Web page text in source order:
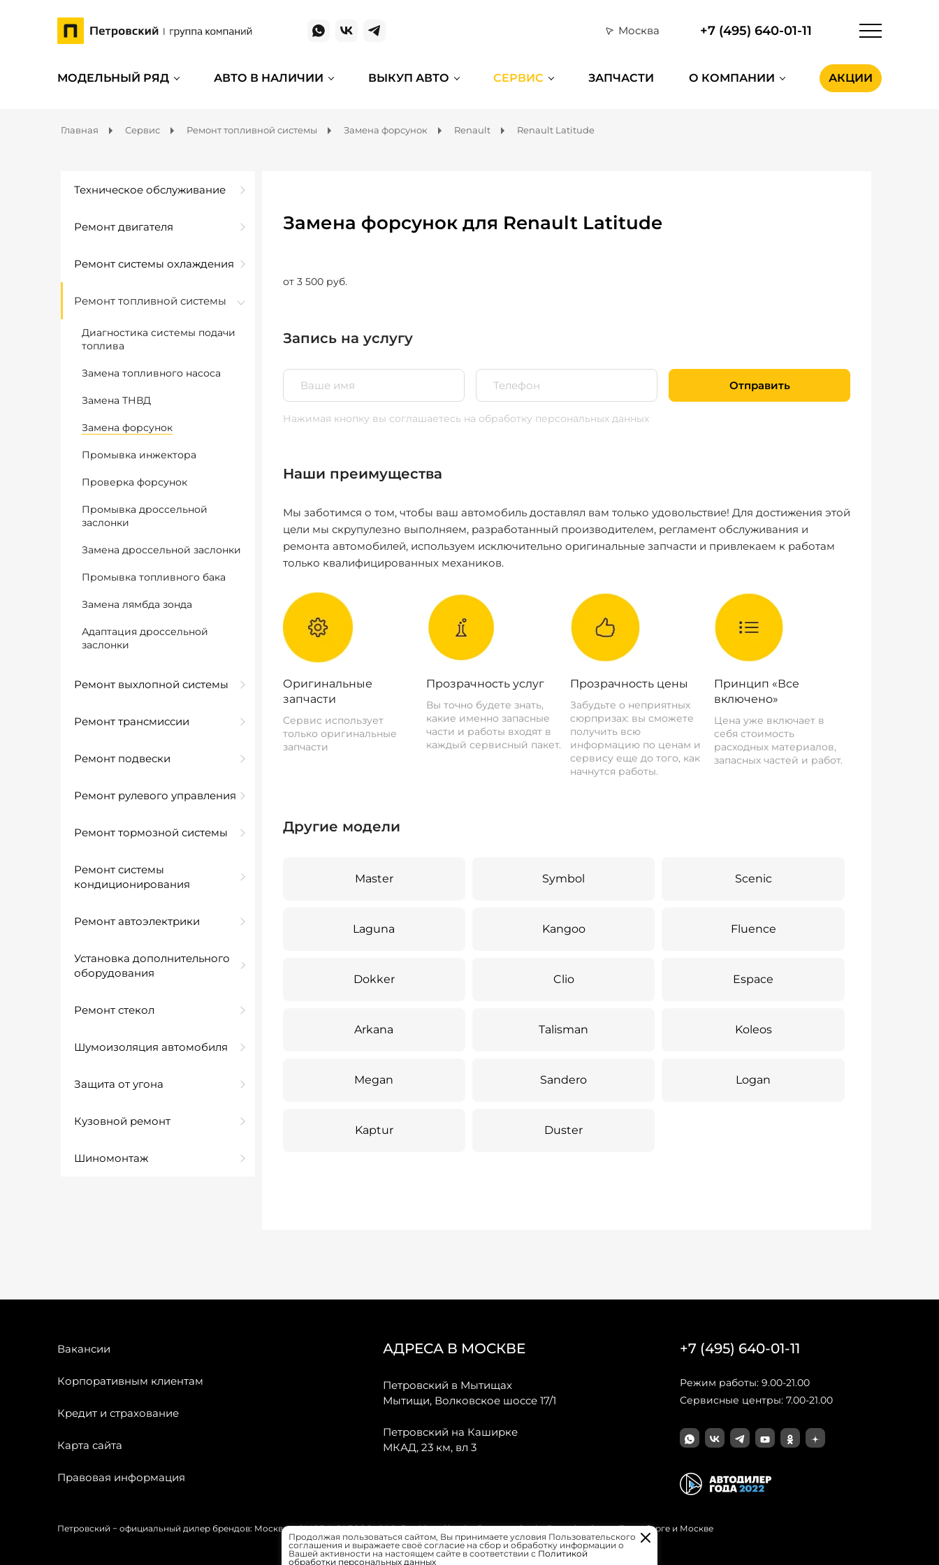
Москва +7 (495) 640-01-11
МОДЕЛЬНЫЙ РЯД АВТО В НАЛИЧИИ ВЫКУП АВТО СЕРВИС ЗАПЧАСТИ О КОМПАНИИ АКЦИИ
Главная Сервис Ремонт топливной системы Замена форсунок Renault Renault Latitude
Техническое обслуживание
Ремонт двигателя
Ремонт системы охлаждения
Ремонт топливной системы
Диагностика системы подачи
топлива
Замена топливного насоса
Замена ТНВД
Замена форсунок
Промывка инжектора
Проверка форсунок
Промывка дроссельной
заслонки
Замена дроссельной заслонки
Промывка топливного бака
Замена лямбда зонда
Адаптация дроссельной
заслонки
Ремонт выхлопной системы
Ремонт трансмиссии
Ремонт подвески
Ремонт рулевого управления
Ремонт тормозной системы
Ремонт системы
кондиционирования
Ремонт автоэлектрики
Установка дополнительного
оборудования
Ремонт стекол
Шумоизоляция автомобиля
Защита от угона
Кузовной ремонт
Шиномонтаж
Замена форсунок для Renault Latitude
от 3 500 руб.
Запись на услугу
Отправить
Нажимая кнопку вы соглашаетесь на обработку персональных данных
Наши преимущества
Мы заботимся о том, чтобы ваш автомобиль доставлял вам только удовольствие! Для достижения этой
цели мы скрупулезно выполняем, разработанный производителем, регламент обслуживания и
ремонта автомобилей, используем исключительно оригинальные запчасти и привлекаем к работам
только квалифицированных механиков.
Оригинальные
запчасти
Сервис использует
только оригинальные
запчасти
Прозрачность услуг
Вы точно будете знать,
какие именно запасные
части и работы входят в
каждый сервисный пакет.
Прозрачность цены
Забудьте о неприятных
сюрпризах: вы сможете
получить всю
информацию по ценам и
сервису еще до того, как
начнутся работы.
Принцип «Все
включено»
Цена уже включает в
себя стоимость
расходных материалов,
запасных частей и работ.
Другие модели
Master Symbol Scenic
Laguna Kangoo Fluence
Dokker Clio Espace
Arkana Talisman Koleos
Megan Sandero Logan
Kaptur Duster
Вакансии
Корпоративным клиентам
Кредит и страхование
Карта сайта
Правовая информация
АДРЕСА В МОСКВЕ
Петровский в Мытищах
Мытищи, Волковское шоссе 17/1
Петровский на Каширке
МКАД, 23 км, вл 3
+7 (495) 640-01-11
Режим работы: 9.00-21.00
Сервисные центры: 7.00-21.00
Петровский − официальный дилер брендов: Москвич, OMODA, JAECOO, GAC, Forthing, Citroёn, Peugeot, Opel и Renault в Санкт-Петербурге и Москве
Продолжая пользоваться сайтом, Вы принимаете условия Пользовательского
соглашения и выражаете своё согласие на сбор и обработку информации о
Вашей активности на настоящем сайте в соответствии с Политикой
обработки персональных данных